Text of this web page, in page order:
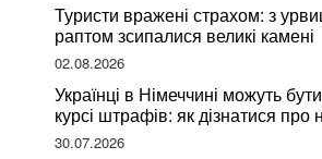
Туристи вражені страхом: з
раптом зсипалися великі камені
02.08.2026
Українці в Німеччині можуть
курсі штрафів: як дізнатися про
борги
30.07.2026